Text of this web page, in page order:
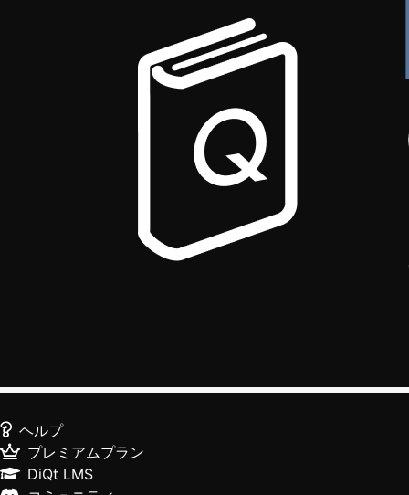
ヘルプ
プレミアムプラン
DiQt LMS